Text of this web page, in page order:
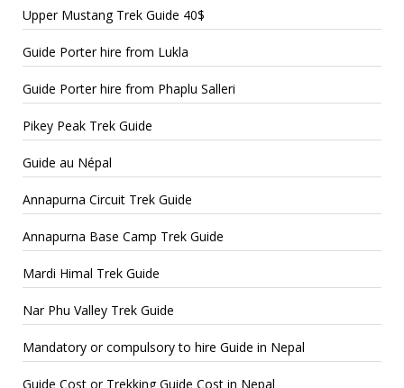
Upper Mustang Trek Guide 40$
Guide Porter hire from Lukla
Guide Porter hire from Phaplu Salleri
Pikey Peak Trek Guide
Guide au Népal
Annapurna Circuit Trek Guide
Annapurna Base Camp Trek Guide
Mardi Himal Trek Guide
Nar Phu Valley Trek Guide
Mandatory or compulsory to hire Guide in Nepal
Guide Cost or Trekking Guide Cost in Nepal